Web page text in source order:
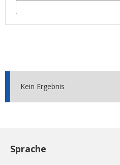
Kein Ergebnis
Sprache